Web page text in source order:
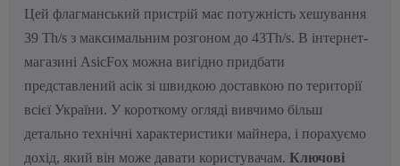
Цей флагманський пристрій має потужність хешування
39 Th/s з максимальним розгоном до 43Th/s. В інтернет-
магазині AsicFox можна вигідно придбати
представлений асік зі швидкою доставкою по території
всієї України. У короткому огляді вивчимо більш
детально технічні характеристики майнера, і порахуємо
дохід, який він може давати користувачам. Ключові